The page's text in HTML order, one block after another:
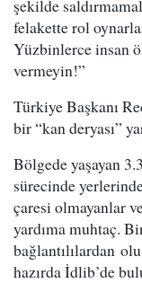
şekilde
felakette rol
Yüzbinlerce insan
vermeyin!”
Türkiye Başkanı
bir “kan deryası”
Bölgede yaşayan
sürecinde
çaresi olmayanlar
yardıma muhtaç.
bağlantılılardan
hazırda İdlib’de